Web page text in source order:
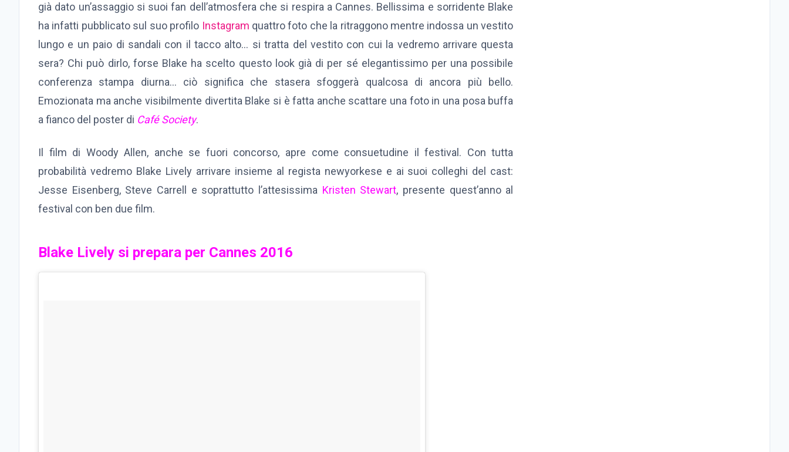
già dato un’assaggio si suoi fan dell’atmosfera che si respira a Cannes. Bellissima e sorridente Blake
ha infatti pubblicato sul suo profilo Instagram quattro foto che la ritraggono mentre indossa un vestito
lungo e un paio di sandali con il tacco alto… si tratta del vestito con cui la vedremo arrivare questa
sera? Chi può dirlo, forse Blake ha scelto questo look già di per sé elegantissimo per una possibile
conferenza stampa diurna… ciò significa che stasera sfoggerà qualcosa di ancora più bello.
Emozionata ma anche visibilmente divertita Blake si è fatta anche scattare una foto in una posa buffa
a fianco del poster di Café Society.
Il film di Woody Allen, anche se fuori concorso, apre come consuetudine il festival. Con tutta
probabilità vedremo Blake Lively arrivare insieme al regista newyorkese e ai suoi colleghi del cast:
Jesse Eisenberg, Steve Carrell e soprattutto l’attesissima Kristen Stewart, presente quest’anno al
festival con ben due film.
Blake Lively si prepara per Cannes 2016